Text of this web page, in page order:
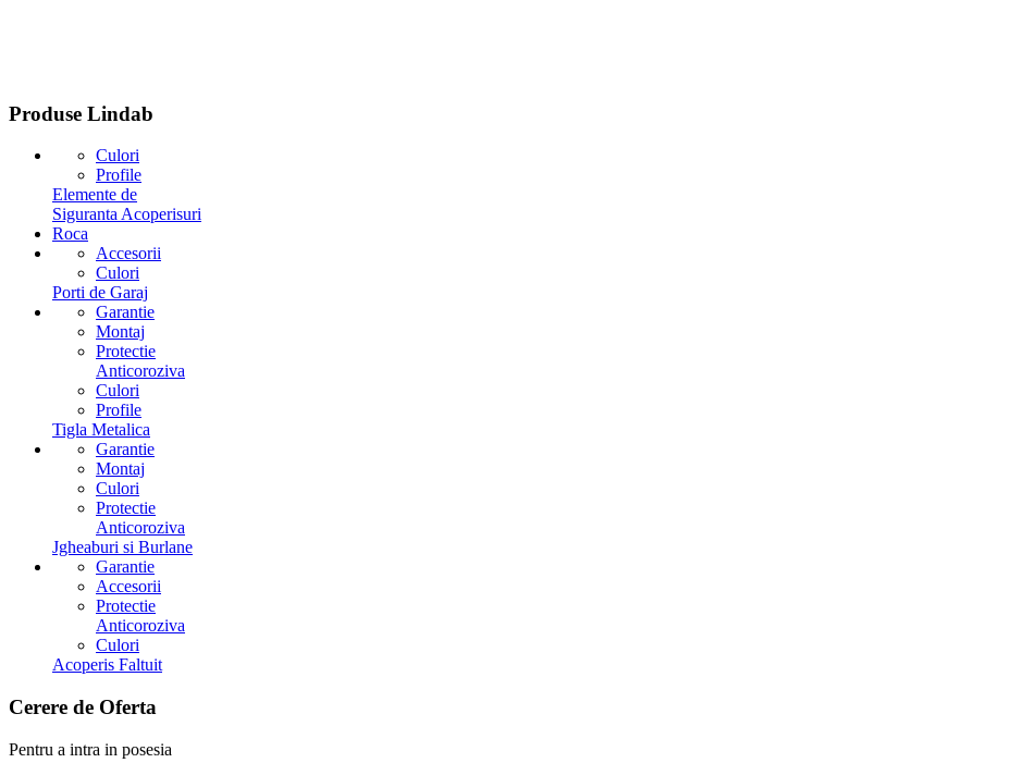
Produse Lindab
Culori
Profile
Elemente de
Siguranta Acoperisuri
Roca
Accesorii
Culori
Porti de Garaj
Garantie
Montaj
Protectie
Anticoroziva
Culori
Profile
Tigla Metalica
Garantie
Montaj
Culori
Protectie
Anticoroziva
Jgheaburi si Burlane
Garantie
Accesorii
Protectie
Anticoroziva
Culori
Acoperis Faltuit
Cerere de Oferta
Pentru a intra in posesia